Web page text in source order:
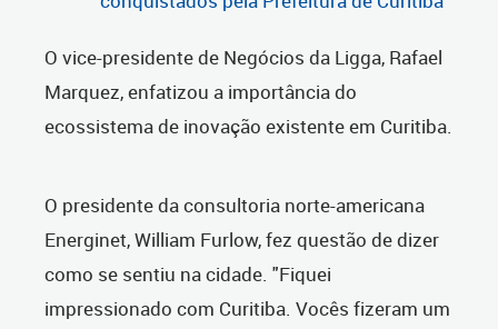
O vice-presidente de Negócios da Ligga, Rafael
Marquez, enfatizou a importância do
ecossistema de inovação existente em Curitiba.
O presidente da consultoria norte-americana
Energinet, William Furlow, fez questão de dizer
como se sentiu na cidade. "Fiquei
impressionado com Curitiba. Vocês fizeram um